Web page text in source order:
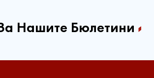
Нашите Бюлетини